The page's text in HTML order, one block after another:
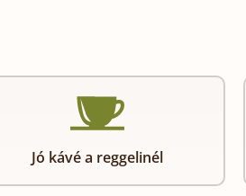
Jó kávé a reggelinél